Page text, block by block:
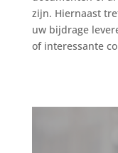
zijn. Hiernaast
uw bijdrage
of interessante